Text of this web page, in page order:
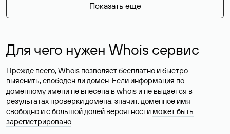
Показать еще
Для чего нужен Whois сервис
Прежде всего, Whois позволяет бесплатно и быстро
выяснить, свободен ли домен. Если информация по
доменному имени не внесена в whois и не выдается в
результатах проверки домена, значит, доменное имя
свободно и с большой долей вероятности может быть
зарегистрировано.